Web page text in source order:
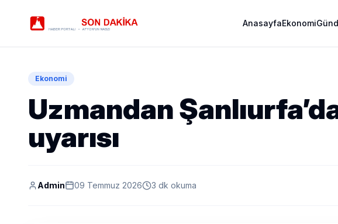
AnasayfaEkonomi
Ekonomi
Uzmandan
uyarısı
Admin 09 Temmuz 2026 3 dk okuma